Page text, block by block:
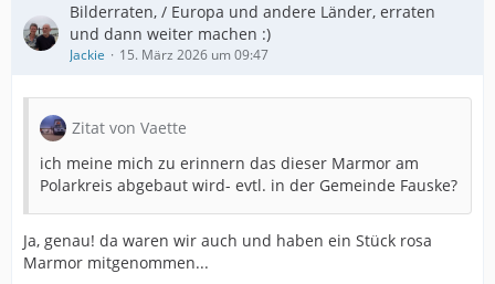
Bilderraten, / Europa und andere Länder, erraten
und dann weiter machen :)
Jackie 15. März 2026 um 09:47
Zitat von Vaette
ich meine mich zu erinnern das dieser Marmor am
Polarkreis abgebaut wird- evtl. in der Gemeinde Fauske?
Ja, genau! da waren wir auch und haben ein Stück rosa
Marmor mitgenommen...